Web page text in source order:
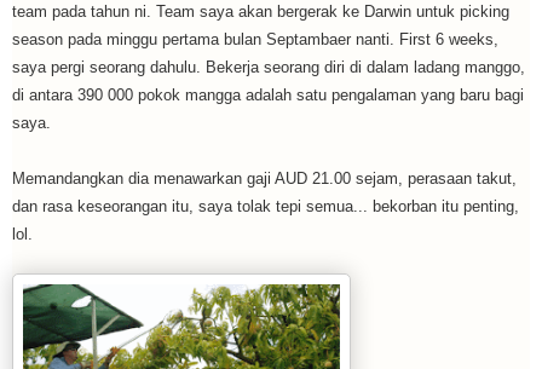
team pada tahun ni. Team saya akan bergerak ke Darwin untuk picking
season pada minggu pertama bulan Septambaer nanti. First 6 weeks,
saya pergi seorang dahulu. Bekerja seorang diri di dalam ladang manggo,
di antara 390 000 pokok mangga adalah satu pengalaman yang baru bagi
saya.
Memandangkan dia menawarkan gaji AUD 21.00 sejam, perasaan takut,
dan rasa keseorangan itu, saya tolak tepi semua... bekorban itu penting,
lol.